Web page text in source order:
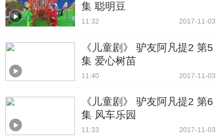
集 聪明豆
11:32 2017-11-03
《儿童剧》 驴友阿凡提2 第5
集 爱心树苗
11:40 2017-11-03
《儿童剧》 驴友阿凡提2 第6
集 风车乐园
11:33 2017-11-03